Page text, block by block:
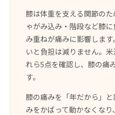
膝は体重を支える関節の
ゃがみ込み・階段など膝
み重ねが痛みに影響しま
いと負担は減りません。
れら5点を確認し、膝の痛
す。
膝の痛みを「年だから」
みをかばって動かなくな